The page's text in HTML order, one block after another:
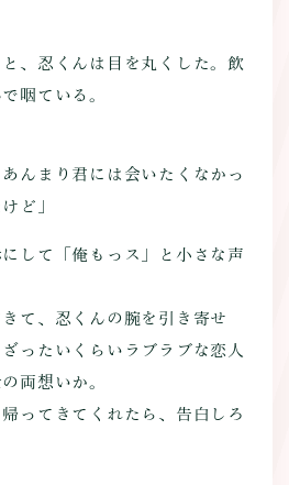
、忍くんは目を丸くした。飲
咽ている。
んまり君には会いたくなかっ
ど」
して「俺もっス」と小さな声
て、忍くんの腕を引き寄せ
ったいくらいラブラブな恋人
両想いか。
ってきてくれたら、告白しろ